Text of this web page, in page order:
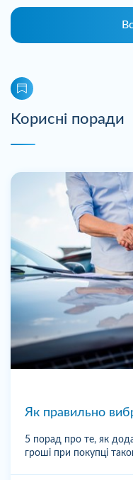
Корисні поради
Як правильно
5 порад про те, як
гроші при покупці